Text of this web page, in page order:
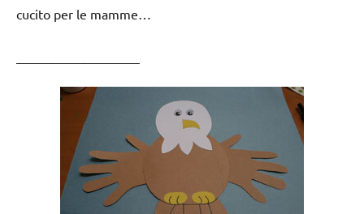
cucito per le mamme…